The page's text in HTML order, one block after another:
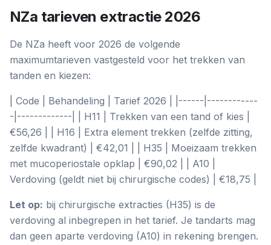
NZa tarieven extractie 2026
De NZa heeft voor 2026 de volgende
maximumtarieven vastgesteld voor het trekken van
tanden en kiezen:
| Code | Behandeling | Tarief 2026 | |------|------------
-|-------------| | H11 | Trekken van een tand of kies |
€56,26 | | H16 | Extra element trekken (zelfde zitting,
zelfde kwadrant) | €42,01 | | H35 | Moeizaam trekken
met mucoperiostale opklap | €90,02 | | A10 |
Verdoving (geldt niet bij chirurgische codes) | €18,75 |
Let op: bij chirurgische extracties (H35) is de
verdoving al inbegrepen in het tarief. Je tandarts mag
dan geen aparte verdoving (A10) in rekening brengen.